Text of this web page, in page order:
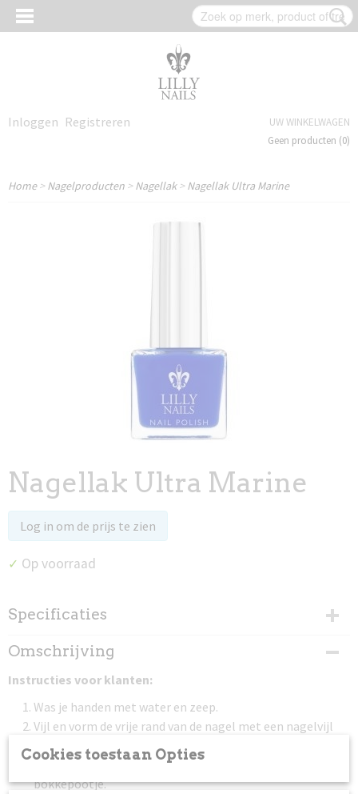
Inloggen Registreren
UW WINKELWAGEN
Geen producten (0)
Home>Nagelproducten >Nagellak>Nagellak Ultra Marine
Nagellak Ultra Marine
Log in om de prijs te zien
✓ Op voorraad
Specificaties
Productcode
97018
Omschrijving
Instructies voor klanten:
Was je handen met water en zeep.
Vijl en vorm de vrije rand van de nagel met een nagelvijl
met 240 grit.
Duw de nagelriem voorzichting terug met een (metalen)
bokkepootje.
Cookies toestaan Opties